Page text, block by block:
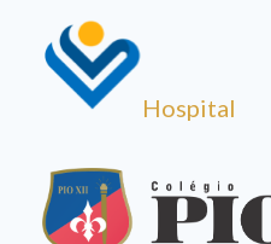
Hospital